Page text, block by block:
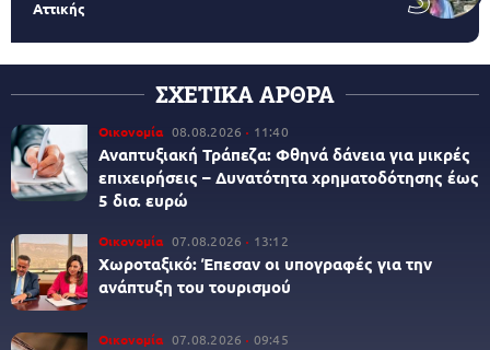
Αττικής
ΣΧΕΤΙΚΑ ΑΡΘΡΑ
Οικονομία 08.08.2026 11:40
Αναπτυξιακή Τράπεζα: Φθηνά δάνεια για μικρές
επιχειρήσεις – Δυνατότητα χρηματοδότησης έως
5 δισ. ευρώ
Οικονομία 07.08.2026 13:12
Χωροταξικό: Έπεσαν οι υπογραφές για την
ανάπτυξη του τουρισμού
Οικονομία 07.08.2026 09:45